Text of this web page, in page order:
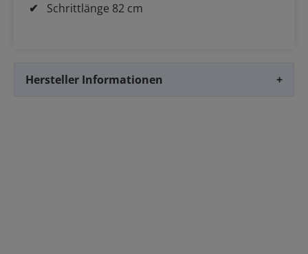
Schrittlänge 82 cm
Hersteller Informationen +